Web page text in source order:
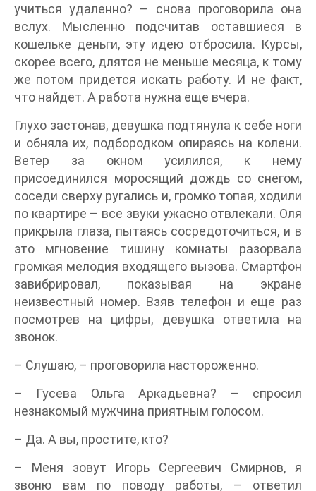
учиться удаленно? – снова проговорила она
вслух. Мысленно подсчитав оставшиеся в
кошельке деньги, эту идею отбросила. Курсы,
скорее всего, длятся не меньше месяца, к тому
же потом придется искать работу. И не факт,
что найдет. А работа нужна еще вчера.
Глухо застонав, девушка подтянула к себе ноги
и обняла их, подбородком опираясь на колени.
Ветер за окном усилился, к нему
присоединился моросящий дождь со снегом,
соседи сверху ругались и, громко топая, ходили
по квартире – все звуки ужасно отвлекали. Оля
прикрыла глаза, пытаясь сосредоточиться, и в
это мгновение тишину комнаты разорвала
громкая мелодия входящего вызова. Смартфон
завибрировал, показывая на экране
неизвестный номер. Взяв телефон и еще раз
посмотрев на цифры, девушка ответила на
звонок.
– Слушаю, – проговорила настороженно.
– Гусева Ольга Аркадьевна? – спросил
незнакомый мужчина приятным голосом.
– Да. А вы, простите, кто?
– Меня зовут Игорь Сергеевич Смирнов, я
звоню вам по поводу работы, – ответил